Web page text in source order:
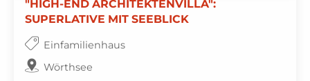
"HIGH-END ARCHITEKTENVILLA":
SUPERLATIVE MIT SEEBLICK
Einfamilienhaus
Wörthsee